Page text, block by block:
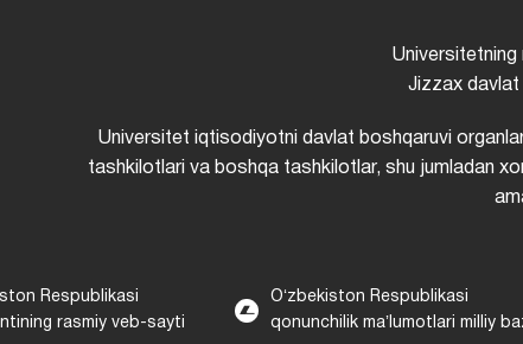
Universitetning
Jizzax davlat
Universitet iqtisodiyotni davlat boshqaruvi
tashkilotlari va boshqa tashkilotlar, shu jumladan
Respublikasi
rasmiy veb-sayti
Oʻzbekiston Respublikasi
qonunchilik maʼlumotlari milliy